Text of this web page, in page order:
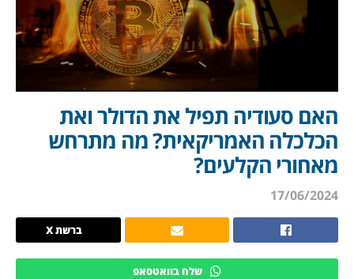
האם סעודיה תפיל את הדולר ואת
הכלכלה האמריקאית? מה מתרחש
מאחורי הקלעים?
17/06/2024
ברשת X
שלח בוואטסאפ